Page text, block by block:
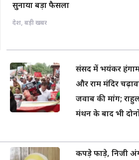
सुनाया बड़ा फैसला
देश, बड़ी खबर
संसद में भयंकर
और राम मंदिर
जवाब की मांग;
मंथन के बाद भी
कपड़े फाड़े, निजी